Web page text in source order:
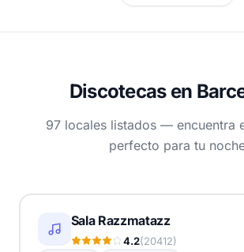
Discotecas en
97 locales listados — encuentra
perfecto para tu
Sala Razzmatazz
4.2(20412)